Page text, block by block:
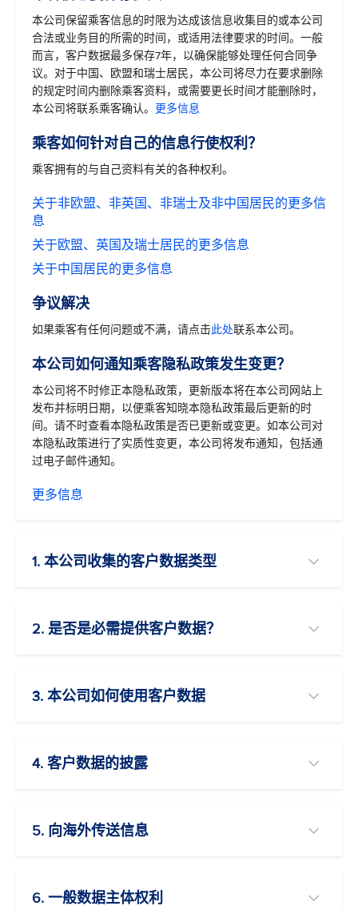
本公司保留乘客信息的时限为达成该信息收集目的或本公司
合法或业务目的所需的时间，或适用法律要求的时间。一般
而言，客户数据最多保存7年，以确保能够处理任何合同争
议。对于中国、欧盟和瑞士居民，本公司将尽力在要求删除
的规定时间内删除乘客资料，或需要更长时间才能删除时，
本公司将联系乘客确认。 更多信息
乘客如何针对自己的信息行使权利？
乘客拥有的与自己资料有关的各种权利。
关于非欧盟、非英国、非瑞士及非中国居民的更多信
息
关于欧盟、英国及瑞士居民的更多信息
关于中国居民的更多信息
争议解决
如果乘客有任何问题或不满，请点击此处联系本公司。
本公司如何通知乘客隐私政策发生变更？
本公司将不时修正本隐私政策，更新版本将在本公司网站上
发布并标明日期，以便乘客知晓本隐私政策最后更新的时
间。请不时查看本隐私政策是否已更新或变更。如本公司对
本隐私政策进行了实质性变更，本公司将发布通知，包括通
过电子邮件通知。
更多信息
1. 本公司收集的客户数据类型
2. 是否是必需提供客户数据？
3. 本公司如何使用客户数据
4. 客户数据的披露
5. 向海外传送信息
6. 一般数据主体权利